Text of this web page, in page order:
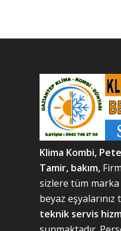
Klima Kombi,
Tamir, bakım,
sizlere tüm
beyaz eşyalarınız
teknik servis